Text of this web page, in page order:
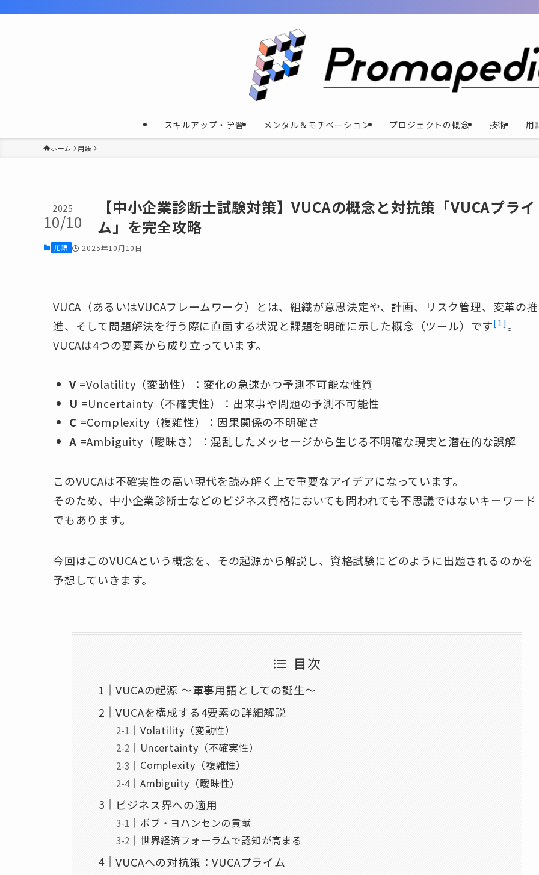
スキルアップ・学習 メンタル＆モチベーション プロジェクトの概念 技術 用
ホーム 用語
【中小企業診断士試験対策】VUCAの概念と対抗策「VUCAプライ
ム」を完全攻略
2025
10/10
用語 2025年10月10日
VUCA（あるいはVUCAフレームワーク）とは、組織が意思決定や、計画、リスク管理、変革の推
進、そして問題解決を行う際に直面する状況と課題を明確に示した概念（ツール）です[1]。
VUCAは4つの要素から成り立っています。
V =Volatility（変動性）：変化の急速かつ予測不可能な性質
U =Uncertainty（不確実性）：出来事や問題の予測不可能性
C =Complexity（複雑性）：因果関係の不明確さ
A =Ambiguity（曖昧さ）：混乱したメッセージから生じる不明確な現実と潜在的な誤解
このVUCAは不確実性の高い現代を読み解く上で重要なアイデアになっています。
そのため、中小企業診断士などのビジネス資格においても問われても不思議ではないキーワード
でもあります。
今回はこのVUCAという概念を、その起源から解説し、資格試験にどのように出題されるのかを
予想していきます。
目次
VUCAの起源 ～軍事用語としての誕生～
VUCAを構成する4要素の詳細解説
Volatility（変動性）
Uncertainty（不確実性）
Complexity（複雑性）
Ambiguity（曖昧性）
ビジネス界への適用
ボブ・ヨハンセンの貢献
世界経済フォーラムで認知が高まる
VUCAへの対抗策：VUCAプライム